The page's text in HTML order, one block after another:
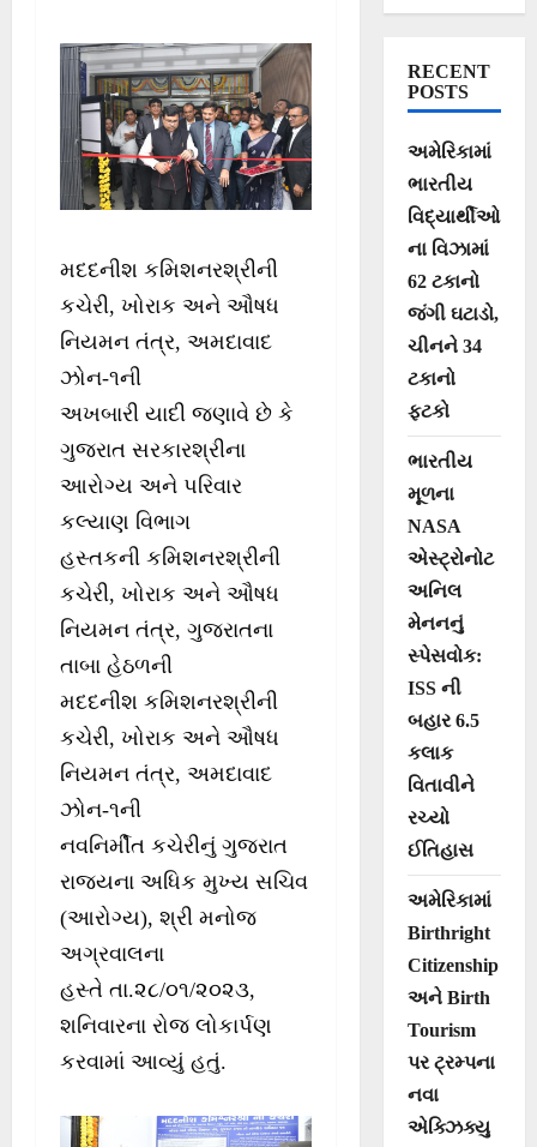
અમદાવાદની
નવનિર્મિત કચેરીનું
અધિક મુખ્ય
સચિવશ્રી(આરોગ્ય)
મદદનીશ કમિશનરશ્રીની
કચેરી, ખોરાક અને ઔષધ
નિયમન તંત્ર, અમદાવાદ
ઝોન-૧ની
અખબારી યાદી જણાવે છે કે
ગુજરાત સરકારશ્રીના
આરોગ્ય અને પરિવાર
કલ્યાણ વિભાગ
હસ્તકની કમિશનરશ્રીની
કચેરી, ખોરાક અને ઔષધ
નિયમન તંત્ર, ગુજરાતના
તાબા હેઠળની
મદદનીશ કમિશનરશ્રીની
કચેરી, ખોરાક અને ઔષધ
નિયમન તંત્ર, અમદાવાદ
ઝોન-૧ની
નવનિર્મીત કચેરીનું ગુજરાત
રાજ્યના અધિક મુખ્ય સચિવ
(આરોગ્ય), શ્રી મનોજ
અગ્રવાલના
હસ્તે તા.૨૮/૦૧/૨૦૨૩,
શનિવારના રોજ લોકાર્પણ
કરવામાં આવ્યું હતું.
RECENT
POSTS
અમેરિકામાં
ભારતીય
વિદ્યાર્થીઓ
ના વિઝામાં
62 ટકાનો
જંગી ઘટાડો,
ચીનને 34
ટકાનો
ફટકો
ભારતીય
મૂળના
NASA
એસ્ટ્રોનોટ
અનિલ
મેનનનું
સ્પેસવોક:
ISS ની
બહાર 6.5
કલાક
વિતાવીને
રચ્યો
ઈતિહાસ
અમેરિકામાં
Birthright
Citizenship
અને Birth
Tourism
પર ટ્રમ્પના
નવા
એક્ઝિક્યુ